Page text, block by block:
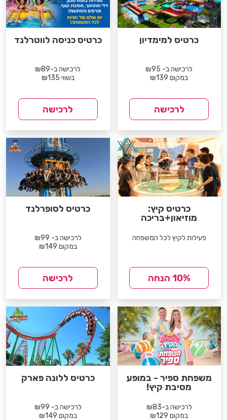
כרטיס למימדיון
לרכישה ב- ₪95
במקום ₪139
לרכישה
כרטיס כניסה לווטרלנד
לרכישה ב-₪89
בשווי ₪135
לרכישה
כרטיס קיץ:
מוזיאון+בריכה
פעילות לקיץ לכל המשפחה
10% הנחה
כרטיס לסופרלנד
לרכישה ב- ₪99
במקום ₪149
לרכישה
משפחת ספיר - במופע
מסיבת קיץ!
לרכישה ב-₪83
במקום ₪129
כרטיס ללונה פארק
לרכישה ב- ₪99
במקום ₪149